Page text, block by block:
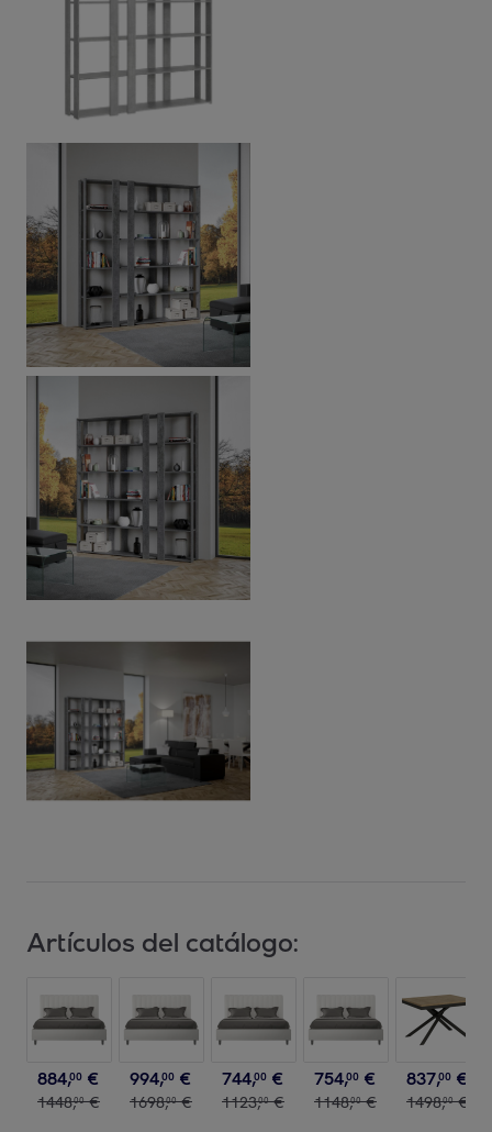
Artículos del catálogo:
884,00 €
1448,00 €
994,00 €
1698,00 €
744,00 €
1123,00 €
754,00 €
1148,00 €
837,00 €
1498,00 €